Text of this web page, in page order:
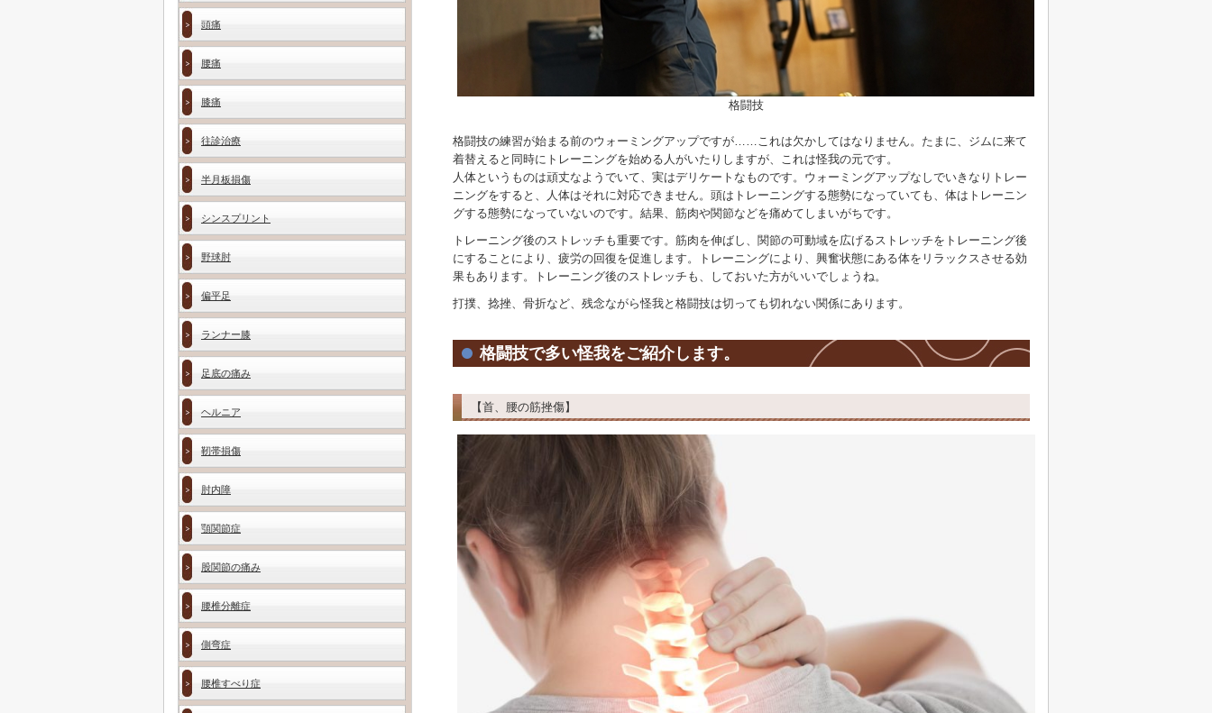
格闘技
格闘技の練習が始まる前のウォーミングアップですが……これは欠かしてはなりません。たまに、ジムに来て
着替えると同時にトレーニングを始める人がいたりしますが、これは怪我の元です。
人体というものは頑丈なようでいて、実はデリケートなものです。ウォーミングアップなしでいきなりトレー
ニングをすると、人体はそれに対応できません。頭はトレーニングする態勢になっていても、体はトレーニン
グする態勢になっていないのです。結果、筋肉や関節などを痛めてしまいがちです。
トレーニング後のストレッチも重要です。筋肉を伸ばし、関節の可動域を広げるストレッチをトレーニング後
にすることにより、疲労の回復を促進します。トレーニングにより、興奮状態にある体をリラックスさせる効
果もあります。トレーニング後のストレッチも、しておいた方がいいでしょうね。
打撲、捻挫、骨折など、残念ながら怪我と格闘技は切っても切れない関係にあります。
格闘技で多い怪我をご紹介します。
【首、腰の筋挫傷】
頭痛
腰痛
膝痛
往診治療
半月板損傷
シンスプリント
野球肘
偏平足
ランナー膝
足底の痛み
ヘルニア
靭帯損傷
肘内障
顎関節症
股関節の痛み
腰椎分離症
側弯症
腰椎すべり症